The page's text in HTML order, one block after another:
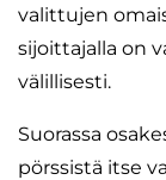
valittujen
sijoittajalla on
välillisesti.
Suorassa
pörssistä itse